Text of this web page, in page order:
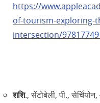
https://
of-tourism-exploring-
intersection/
शशि., सेंटोबेली, पी.,